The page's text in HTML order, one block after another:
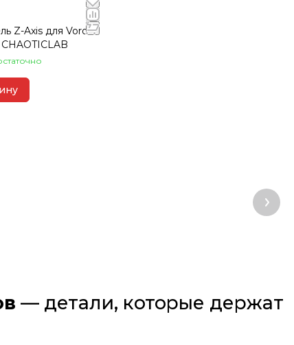
Z-Axis для Voron
— детали, которые держат